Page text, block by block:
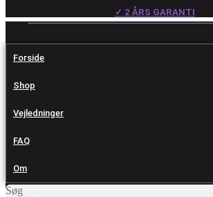
✓ 2 ÅRS GARANTI
Forside
Shop
Vejledninger
FAQ
Om
Søg